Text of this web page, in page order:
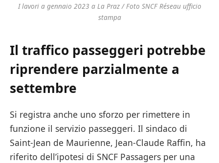
I lavori a gennaio 2023 a La Praz / Foto SNCF Réseau ufficio
stampa
Il traffico passeggeri potrebbe
riprendere parzialmente a
settembre
Si registra anche uno sforzo per rimettere in
funzione il servizio passeggeri. Il sindaco di
Saint-Jean de Maurienne, Jean-Claude Raffin, ha
riferito dell’ipotesi di SNCF Passagers per una